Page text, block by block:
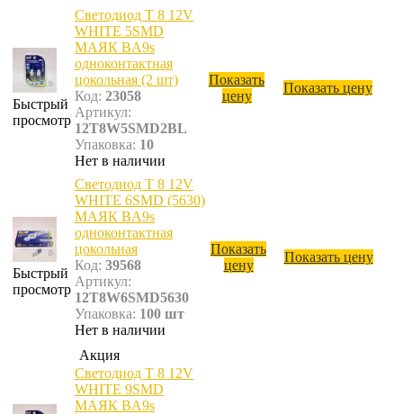
Быстрый
просмотр
Светодиод T 8 12V
WHITE 5SMD
МАЯК BA9s
одноконтактная
цокольная (2 шт)
Код: 23058
Артикул:
12T8W5SMD2BL
Упаковка: 10
Нет в наличии
Показать
цену
Показать цену
Быстрый
просмотр
Светодиод T 8 12V
WHITE 6SMD (5630)
МАЯК BA9s
одноконтактная
цокольная
Код: 39568
Артикул:
12T8W6SMD5630
Упаковка: 100 шт
Нет в наличии
Показать
цену
Показать цену
Акция
Светодиод T 8 12V
WHITE 9SMD
МАЯК BA9s